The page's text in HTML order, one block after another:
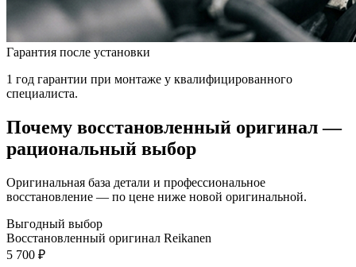
Гарантия после установки
1 год гарантии при монтаже у квалифицированного
специалиста.
Почему восстановленный оригинал —
рациональный выбор
Оригинальная база детали и профессиональное
восстановление — по цене ниже новой оригинальной.
Выгодный выбор
Восстановленный оригинал Reikanen
5 700 ₽